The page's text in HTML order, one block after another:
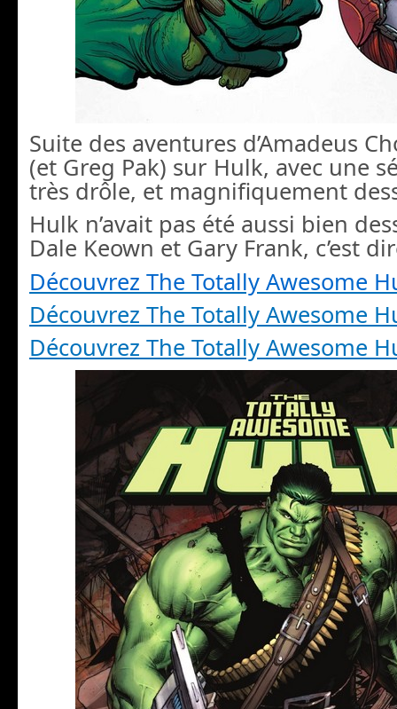
Suite des aventures d’Amadeus
(et Greg Pak) sur Hulk, avec une
très drôle, et magnifiquement
Hulk n’avait pas été aussi bien
Dale Keown et Gary Frank, c’est
Découvrez The Totally Awesome
Découvrez The Totally Awesome
Découvrez The Totally Awesome